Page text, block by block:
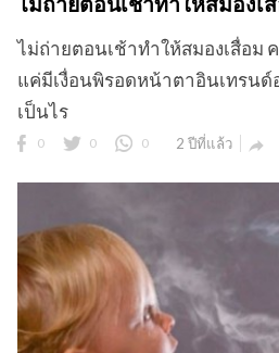
ไม่ถ่ายตอนเช้าทำให้สมองเสื่อม
แค่มีเงื่อนพิรอดหน้าตาอินเทรนด์
เป็นไร
0 0 0 2 ปีที่แล้ว 